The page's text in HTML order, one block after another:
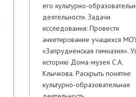
его культурно-
деятельности. Задачи
исследования: Провести
анкетирование учащихся
«Запрудненская гимназия».
историю Дома-музея С.А.
Клычкова. Раскрыть понятие
культурно-образовательная